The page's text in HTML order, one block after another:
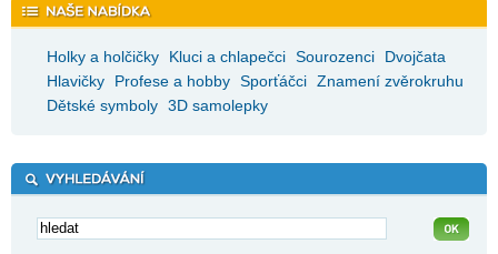
Holky a holčičky Kluci a chlapečci Sourozenci
Dvojčata
Hlavičky
Profese a hobby Sporťáčci Znamení zvěrokruhu
Dětské symboly 3D samolepky